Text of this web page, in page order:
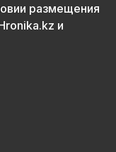
размещения
и